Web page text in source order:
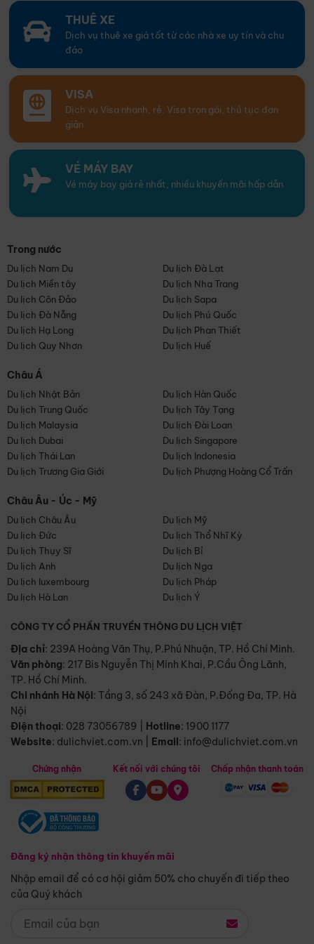
THUÊ XE
Dịch vụ thuê xe giá tốt từ các nhà xe uy tín và chu
đáo
VISA
Dịch vụ Visa nhanh, rẻ. Visa trọn gói, thủ tục đơn
giản
VÉ MÁY BAY
Vé máy bay giá rẻ nhất, nhiều khuyến mãi hấp dẫn
Trong nước
Du lịch Nam Du
Du lịch Đà Lạt
Du lịch Miền tây
Du lịch Nha Trang
Du lịch Côn Đảo
Du lịch Sapa
Du lịch Đà Nẵng
Du lịch Phú Quốc
Du lịch Hạ Long
Du lịch Phan Thiết
Du lịch Quy Nhơn
Du lịch Huế
Châu Á
Du lịch Nhật Bản
Du lịch Hàn Quốc
Du lịch Trung Quốc
Du lịch Tây Tạng
Du lịch Malaysia
Du lịch Đài Loan
Du lịch Dubai
Du lịch Singapore
Du lịch Thái Lan
Du lịch Indonesia
Du lịch Trương Gia Giới
Du lịch Phượng Hoàng Cổ Trấn
Châu Âu - Úc - Mỹ
Du lịch Châu Âu
Du lịch Mỹ
Du lịch Đức
Du lịch Thổ Nhĩ Kỳ
Du lịch Thụy Sĩ
Du lịch Bỉ
Du lịch Anh
Du lịch Nga
Du lịch luxembourg
Du lịch Pháp
Du lịch Hà Lan
Du lịch Ý
CÔNG TY CỔ PHẦN TRUYỀN THÔNG DU LỊCH VIỆT
Địa chỉ: 239A Hoàng Văn Thụ, P.Phú Nhuận, TP. Hồ Chí Minh.
Văn phòng: 217 Bis Nguyễn Thị Minh Khai, P.Cầu Ông Lãnh,
TP. Hồ Chí Minh.
Chi nhánh Hà Nội: Tầng 3, số 243 xã Đàn, P.Đống Đa, TP. Hà
Nội
Điện thoại: 028 73056789 Hotline: 1900 1177
Website: dulichviet.com.vn Email: info@dulichviet.com.vn
Chứng nhận
Đăng ký nhận thông tin khuyến mãi
Nhập email để có cơ hội giảm 50% cho chuyến đi tiếp theo
của Quý khách
Kết nối với chúng tôi Chấp nhận thanh toán